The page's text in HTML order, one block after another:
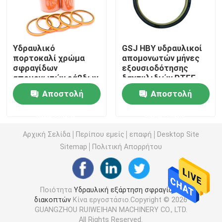
Εξάρτηση σφραγίδων εκσκαφέων
jcb εξάρτηση σφραγίδων
Εξάρτηση σφραγίδων της KOMATSU
Υδραυλικό παρέμβυσμα ελαίου
Υδραυλική σφραγίδα εμβόλων
Υδραυλικό
πορτοκαλί χρώμα
σφραγίδων
απομονωτών ράβδων
cOem HBY για τον
εκσκαφέαΑποστολή
GSJ HBY υδραυλικοί
απομονωτών μήνες
εξουσιοδότησης
δαχτυλιδιών PTFE
λαστιχένιοι καφετιοί
3
Αποστολή
Αρχική Σελίδα Περίπου εμείς επαφή
Desktop Site
Sitemap
Πολιτική Απορρήτου
ΠοιότηταΥδραυλική εξάρτηση σφραγίδων
διακοπτών Κίνα εργοστάσιο.Copyright © 2026
GUANGZHOU RUIWEIHAN MACHINERY CO., LTD.
All Rights Reserved.